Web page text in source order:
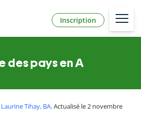
Inscription
des pays en A
Laurine Tihay, BA. Actualisé le 2 novembre